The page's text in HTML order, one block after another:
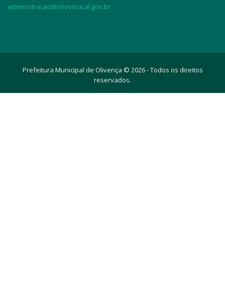
administracao@olivenca.al.gov.br
Prefeitura Municipal de Olivença © 2026 - Todos os direitos
reservados.